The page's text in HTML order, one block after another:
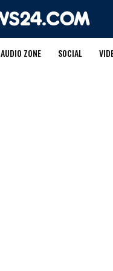
AUDIO ZONE SOCIAL